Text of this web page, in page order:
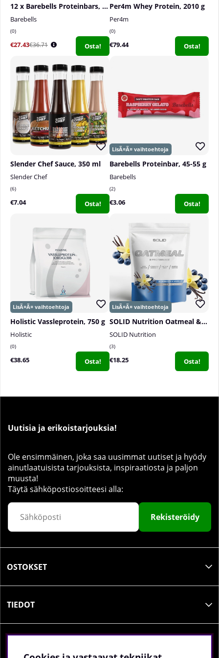
12 x Barebells Proteinbars, 55 g
Barebells
0
€27.43€36.71 Osta!
Per4m Whey Protein, 2010 g
Per4m
0
€79.44 Osta!
Slender Chef Sauce, 350 ml
Slender Chef
6
€7.04 Osta!
Barebells Proteinbar, 45-55 g
Barebells
2
€3.06 Osta!
Holistic Vassleprotein, 750 g
Holistic
0
€38.65 Osta!
SOLID Nutrition Oatmeal & Protein Mix, 750 g
SOLID Nutrition
3
€18.25 Osta!
Uutisia ja erikoistarjouksia!
Ole ensimmäinen, joka saa uusimmat uutiset ja hyödy
ainutlaatuisista tarjouksista, inspiraatiosta ja paljon
muusta!
Täytä sähköpostiosoitteesi alla:
Rekisteröidy
OSTOKSET
TIEDOT